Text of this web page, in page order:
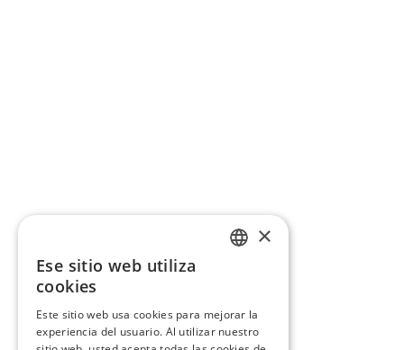
×
Ese sitio web utiliza
cookies
Este sitio web usa cookies para mejorar la
experiencia del usuario. Al utilizar nuestro